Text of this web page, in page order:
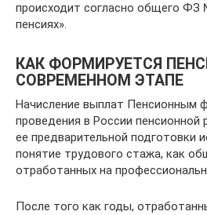
происходит согласно общего ФЗ
пенсиях».
КАК ФОРМИРУЕТСЯ
СОВРЕМЕННОМ ЭТАПЕ
Начисление выплат Пенсионным
проведения в России
ее предварительной подготовки
понятие трудового стажа, как
отработанных на
После того как годы,